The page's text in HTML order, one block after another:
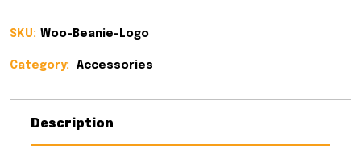
SKU: Woo-Beanie-Logo
Category: Accessories
Description